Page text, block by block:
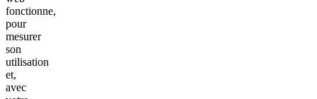
fonctionne,
pour
mesurer
son
utilisation
et,
avec